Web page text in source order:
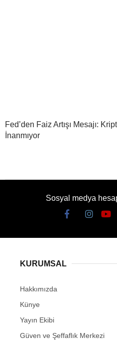
Fed’den Faiz Artışı Mesajı:
İnanmıyor
Sosyal medya
KURUMSAL
Hakkımızda
Künye
Yayın Ekibi
Güven ve Şeffaflık Merkezi